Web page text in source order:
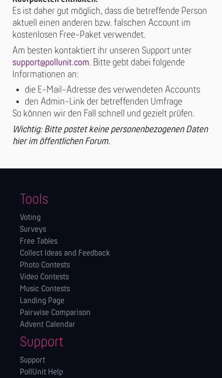
Es ist daher gut möglich, dass die betreffende Person
aktuell einen anderen bzw. falschen Account im
kostenlosen Free-Paket verwendet.
Am besten kontaktiert ihr unseren Support unter
support@pollunit.com. Bitte gebt dabei folgende
Informationen an:
die E-Mail-Adresse des verwendeten Accounts
den Admin-Link der betreffenden Umfrage
So können wir den Fall schnell und gezielt prüfen.
Wichtig: Bitte postet keine personenbezogenen Daten
hier im öffentlichen Forum.
Tools
Voting
Surveys
Free Tables
Collect Ideas and Feedback
Photo Contests
Video Contests
Music Contests
Landing Page
Pairwise Comparison
Advent Calendar
Support
Support
PollUnit Help